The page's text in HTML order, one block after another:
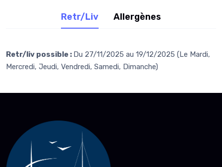
Retr/Liv Allergènes
Retr/liv possible : Du 27/11/2025 au 19/12/2025 (Le Mardi,
Mercredi, Jeudi, Vendredi, Samedi, Dimanche)